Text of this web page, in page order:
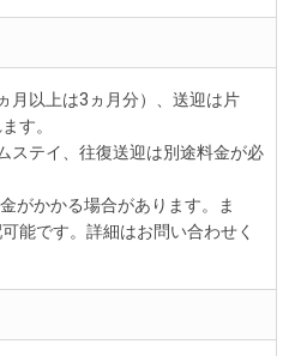
月以上は3ヵ月分）、送迎は片
す。
ステイ、往復送迎は別途料金が必
がかかる場合があります。ま
能です。詳細はお問い合わせく